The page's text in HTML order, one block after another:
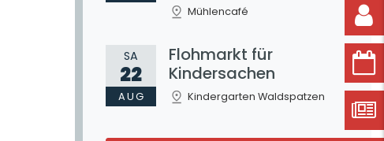
Mühlencafé
SA
22
AUG
Flohmarkt für
Kindersachen
Kindergarten Waldspatzen